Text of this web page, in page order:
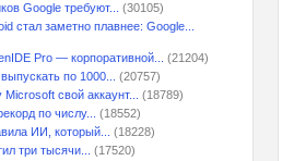
Google требуют...
(30105)
стал заметно плавнее: Google...
Pro — корпоративной...
(21204)
по 1000...
(20757)
свой аккаунт...
(18789)
по числу...
(18552)
ИИ, который...
(18228)
три тысячи...
(17520)